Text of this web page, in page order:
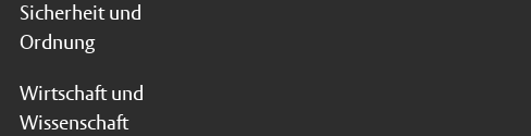
Sicherheit und
Ordnung
Wirtschaft und
Wissenschaft